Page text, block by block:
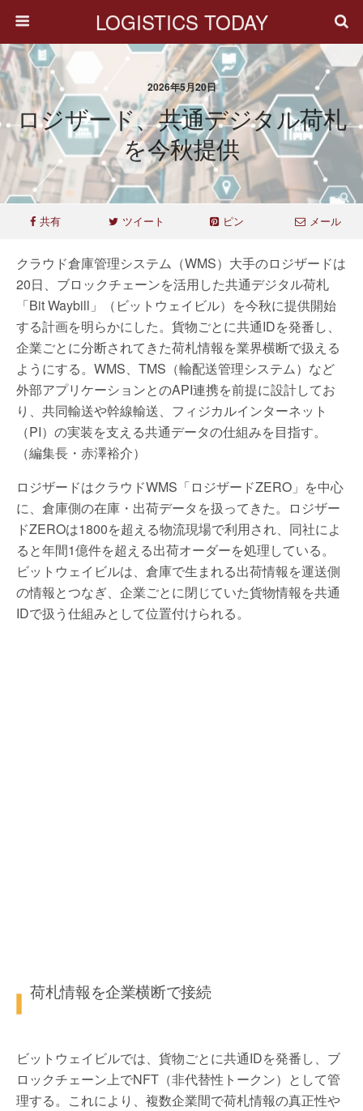
LOGISTICS TODAY
2026年5月20日
ロジザード、共通デジタル荷札
を今秋提供
共有 ツイート ピン メール
クラウド倉庫管理システム（WMS）大手のロジザードは
20日、ブロックチェーンを活用した共通デジタル荷札
「Bit Waybill」（ビットウェイビル）を今秋に提供開始
する計画を明らかにした。貨物ごとに共通IDを発番し、
企業ごとに分断されてきた荷札情報を業界横断で扱える
ようにする。WMS、TMS（輸配送管理システム）など
外部アプリケーションとのAPI連携を前提に設計してお
り、共同輸送や幹線輸送、フィジカルインターネット
（PI）の実装を支える共通データの仕組みを目指す。
（編集長・赤澤裕介）
ロジザードはクラウドWMS「ロジザードZERO」を中心
に、倉庫側の在庫・出荷データを扱ってきた。ロジザー
ドZEROは1800を超える物流現場で利用され、同社によ
ると年間1億件を超える出荷オーダーを処理している。
ビットウェイビルは、倉庫で生まれる出荷情報を運送側
の情報とつなぎ、企業ごとに閉じていた貨物情報を共通
IDで扱う仕組みとして位置付けられる。
荷札情報を企業横断で接続
ビットウェイビルでは、貨物ごとに共通IDを発番し、ブ
ロックチェーン上でNFT（非代替性トークン）として管
理する。これにより、複数企業間で荷札情報の真正性や